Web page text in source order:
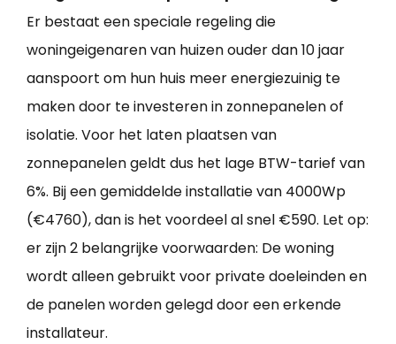
Er bestaat een speciale regeling die
woningeigenaren van huizen ouder dan 10 jaar
aanspoort om hun huis meer energiezuinig te
maken door te investeren in zonnepanelen of
isolatie. Voor het laten plaatsen van
zonnepanelen geldt dus het lage BTW-tarief van
6%. Bij een gemiddelde installatie van 4000Wp
(€4760), dan is het voordeel al snel €590. Let op:
er zijn 2 belangrijke voorwaarden: De woning
wordt alleen gebruikt voor private doeleinden en
de panelen worden gelegd door een erkende
installateur.